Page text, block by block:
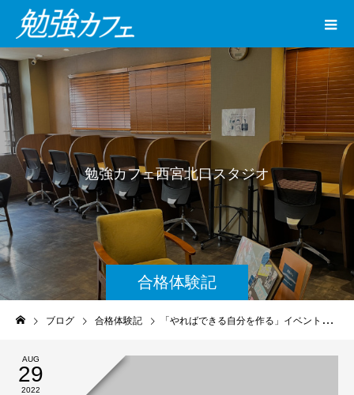
合格体験記
勉強カフェ西宮北口スタジオで、成
ブログ 合格体験記 「やればできる自分を作る」イベントレポート
AUG
29
2022